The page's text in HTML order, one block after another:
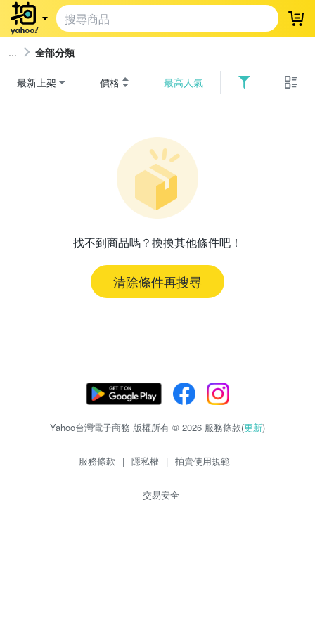
登
全部分類
最新上架 價格 最高人氣
找不到商品嗎？換換其他條件吧！
清除條件再搜尋
Yahoo台灣電子商務 版權所有 © 2026 服務條款(更新)
服務條款 | 隱私權 | 拍賣使用規範
交易安全